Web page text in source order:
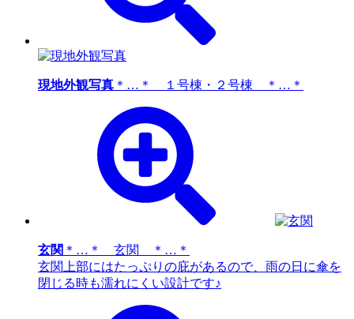
現地外観写真 ＊…＊ １号棟・２号棟 ＊…＊
玄関 ＊…＊ 玄関 ＊…＊
玄関上部にはたっぷりの庇があるので、雨の日に傘を
閉じる時も濡れにくい設計です♪